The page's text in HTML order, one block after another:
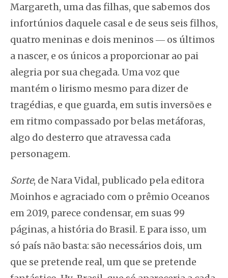
Margareth, uma das filhas, que sabemos dos
infortúnios daquele casal e de seus seis filhos,
quatro meninas e dois meninos ― os últimos
a nascer, e os únicos a proporcionar ao pai
alegria por sua chegada. Uma voz que
mantém o lirismo mesmo para dizer de
tragédias, e que guarda, em sutis inversões e
em ritmo compassado por belas metáforas,
algo do desterro que atravessa cada
personagem.
Sorte, de Nara Vidal, publicado pela editora
Moinhos e agraciado com o prêmio Oceanos
em 2019, parece condensar, em suas 99
páginas, a história do Brasil. E para isso, um
só país não basta: são necessários dois, um
que se pretende real, um que se pretende